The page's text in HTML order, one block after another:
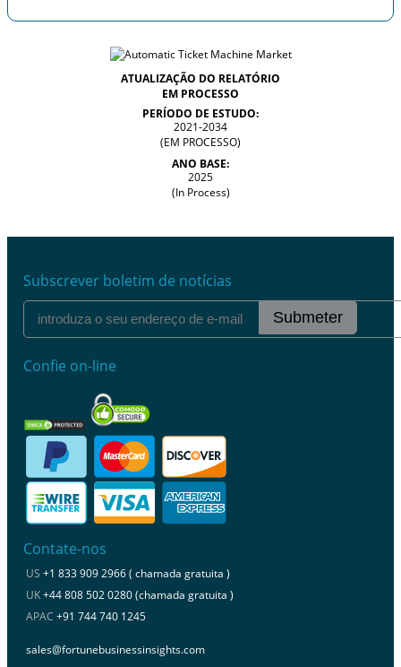
ATUALIZAÇÃO DO RELATÓRIO
EM PROCESSO
PERÍODO DE ESTUDO:
2021-2034
(EM PROCESSO)
ANO BASE:
2025
(In Process)
Subscrever boletim de notícias
Submeter
Confie on-line
Contate-nos
US +1 833 909 2966 ( chamada gratuita )
UK+44 808 502 0280 (chamada gratuita )
APAC +91 744 740 1245
sales@fortunebusinessinsights.com